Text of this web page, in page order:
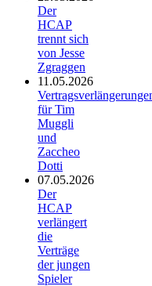
Der
HCAP
trennt sich
von Jesse
Zgraggen
11.05.2026
für Tim
Muggli
und
Zaccheo
Dotti
07.05.2026
Der
HCAP
verlängert
die
Verträge
der jungen
Spieler